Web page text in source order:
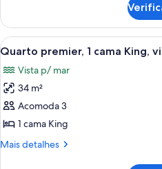
(Coastal
View)
1
cama
King
View)
Carrega
todas
as
fotos
de
Quarto
premier,
7
Quarto premier, 1 cama King,
Vista p/ mar
34 m²
Acomoda 3
1 cama King
Mais detalhes
Mais